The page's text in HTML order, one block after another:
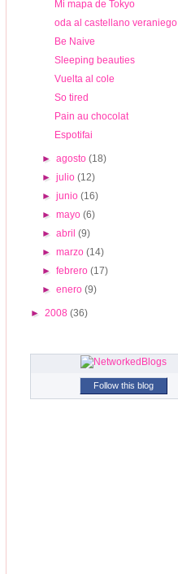
Mi mapa de Tokyo
oda al castellano veraniego
Be Naive
Sleeping beauties
Vuelta al cole
So tired
Pain au chocolat
Espotifai
►agosto(18)
►julio(12)
►junio(16)
►mayo(6)
►abril(9)
►marzo(14)
►febrero(17)
►enero(9)
► 2008 (36)
Follow this blog